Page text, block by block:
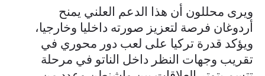
ويرى محللون أن هذا الدعم العلني يمنح
أردوغان فرصة لتعزيز صورته داخليا وخارجيا،
ويؤكد قدرة تركيا على لعب دور محوري في
تقريب وجهات النظر داخل الناتو في مرحلة